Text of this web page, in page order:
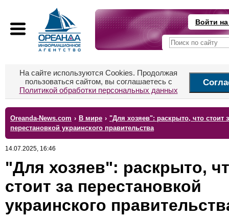
Войти
На сайте используются Cookies. Продолжая
пользоваться сайтом, вы соглашаетесь с
Политикой обработки персональных данных
Oreanda-News.com › В мире › "Для хозяев": раскрыто, что стоит
перестановкой украинского правительства
14.07.2025, 16:46
"Для хозяев": раскрыто,
стоит за перестановкой
украинского